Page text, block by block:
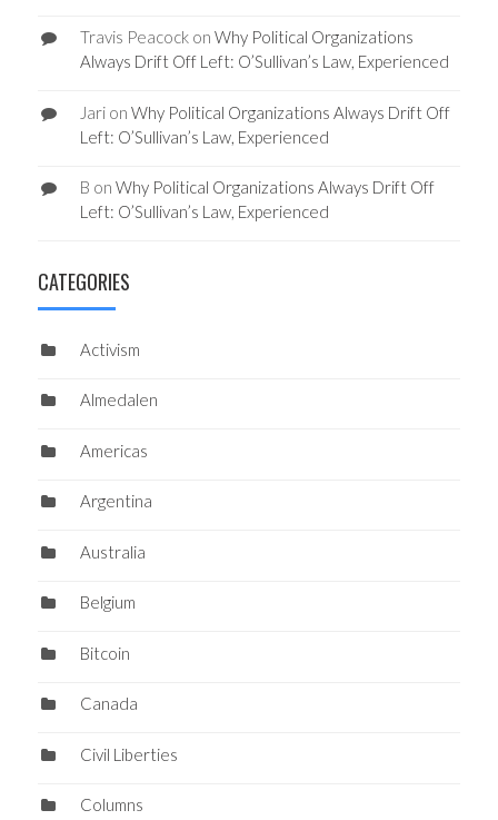
Travis Peacockon Why Political Organizations
Always Drift Off Left: O’Sullivan’s Law, Experienced
Jarion Why Political Organizations Always Drift Off
Left: O’Sullivan’s Law, Experienced
B on Why Political Organizations Always Drift Off
Left: O’Sullivan’s Law, Experienced
CATEGORIES
Activism
Almedalen
Americas
Argentina
Australia
Belgium
Bitcoin
Canada
Civil Liberties
Columns